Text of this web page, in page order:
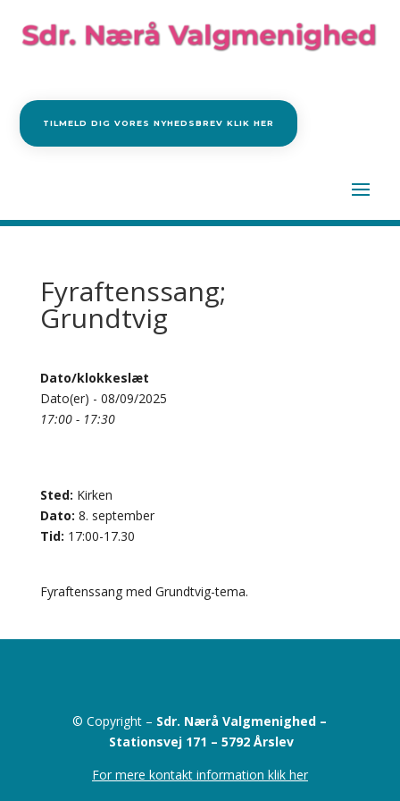
TILMELD DIG VORES NYHEDSBREV KLIK HER
Fyraftenssang;
Grundtvig
Dato/klokkeslæt
Dato(er) - 08/09/2025
17:00 - 17:30
Sted: Kirken
Dato: 8. september
Tid: 17:00-17.30
Fyraftenssang med Grundtvig-tema.
© Copyright – Sdr. Nærå Valgmenighed –
Stationsvej 171 –5792 Årslev
For mere kontakt information klik her